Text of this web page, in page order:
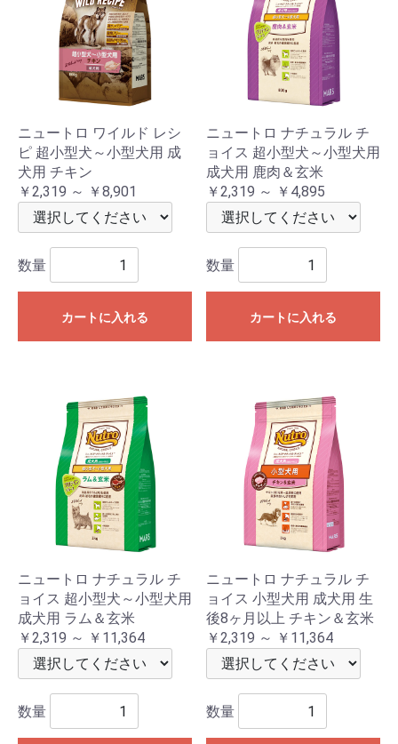
ニュートロ ワイルド レシ
ピ 超小型犬～小型犬用 成
犬用 チキン
￥2,319 ～ ￥8,901
数量
カートに入れる
ニュートロ ナチュラル チ
ョイス 超小型犬～小型犬用
成犬用 鹿肉＆玄米
￥2,319 ～ ￥4,895
数量
カートに入れる
ニュートロ ナチュラル チ
ョイス 超小型犬～小型犬用
成犬用 ラム＆玄米
￥2,319 ～ ￥11,364
数量
ニュートロ ナチュラル チ
ョイス 小型犬用 成犬用 生
後8ヶ月以上 チキン＆玄米
￥2,319 ～ ￥11,364
数量